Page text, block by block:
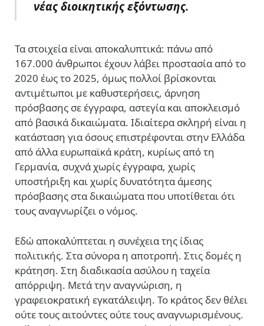
νέας διοικητικής εξόντωσης.
Τα στοιχεία είναι αποκαλυπτικά: πάνω από
167.000 άνθρωποι έχουν λάβει προστασία από το
2020 έως το 2025, όμως πολλοί βρίσκονται
αντιμέτωποι με καθυστερήσεις, άρνηση
πρόσβασης σε έγγραφα, αστεγία και αποκλεισμό
από βασικά δικαιώματα. Ιδιαίτερα σκληρή είναι η
κατάσταση για όσους επιστρέφονται στην Ελλάδα
από άλλα ευρωπαϊκά κράτη, κυρίως από τη
Γερμανία, συχνά χωρίς έγγραφα, χωρίς
υποστήριξη και χωρίς δυνατότητα άμεσης
πρόσβασης στα δικαιώματα που υποτίθεται ότι
τους αναγνωρίζει ο νόμος.
Εδώ αποκαλύπτεται η συνέχεια της ίδιας
πολιτικής. Στα σύνορα η αποτροπή. Στις δομές η
κράτηση. Στη διαδικασία ασύλου η ταχεία
απόρριψη. Μετά την αναγνώριση, η
γραφειοκρατική εγκατάλειψη. Το κράτος δεν θέλει
ούτε τους αιτούντες ούτε τους αναγνωρισμένους.